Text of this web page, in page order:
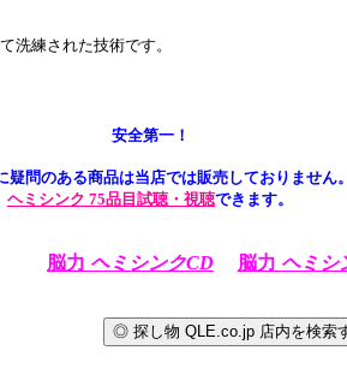
洗練された技術です。
安全第一！
疑問のある商品は当店では販売しておりません。
ヘミシンク 75品目試聴・視聴できます。
脳力 ヘミシンクCD 脳力 ヘミシ